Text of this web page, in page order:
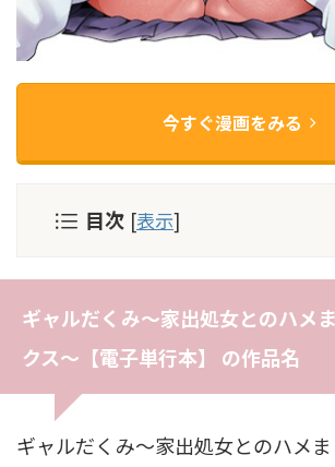
今すぐ漫画をみる
目次 [表示]
ギャルだくみ〜家出処女とのハメ
クス〜【電子単行本】 の作品名
ギャルだくみ〜家出処女とのハメ